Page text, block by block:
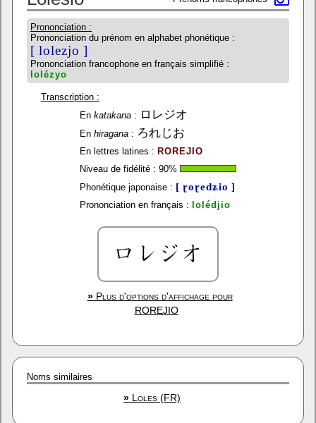
Prononciation :
Prononciation du prénom en alphabet phonétique :
[ lolezjo ]
Prononciation francophone en français simplifié :
lolézyo
Transcription :
En katakana : ロレジオ
En hiragana : ろれじお
En lettres latines : ROREJIO
Niveau de fidélité : 90%
Phonétique japonaise : [ ɽoɽedʑio ]
Prononciation en français : lolédjio
»Plus d'options d'affichage pour
ROREJIO
Noms similaires
»Loles (FR)